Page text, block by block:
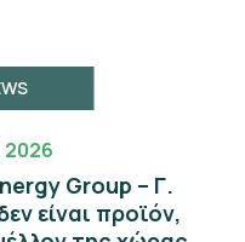
2026
Group – Γ.
είναι προϊόν,